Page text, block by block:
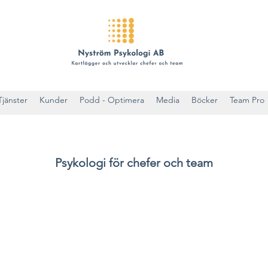
Kunder Podd - Optimera Media Böcker Team Pro
Psykologi för chefer och team